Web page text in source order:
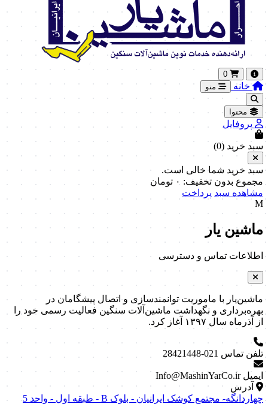
0
خانه منو
محتوا
پروفایل
سبد خرید (0
)
سبد خرید شما خالی است.
مجموع بدون تخفیف: ۰ تومان
مشاهده سبد پرداخت
M
ماشین یار
اطلاعات تماس و دسترسی
ماشین‌یار با ماموریت توانمندسازی و اتصال پیشگامان در
بهره‌برداری و نگهداشت ماشین‌آلات سنگین فعالیت رسمی خود را
از آذرماه سال ۱۳۹۷ آغاز کرد.
تلفن تماس 021-28421448
ایمیل Info@MashinYarCo.ir
آدرس
چهاردانگه- مجتمع کوشک ایرانیان - بلوک B - طبقه اول - واحد 5